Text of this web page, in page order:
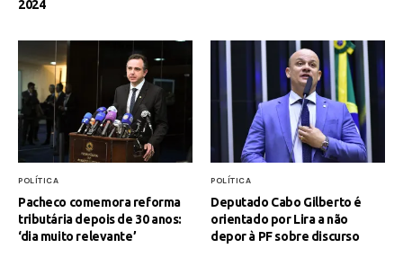
2024
POLÍTICA
Pacheco comemora reforma
tributária depois de 30 anos:
‘dia muito relevante’
POLÍTICA
Deputado Cabo Gilberto é
orientado por Lira a não
depor à PF sobre discurso